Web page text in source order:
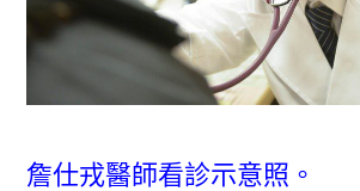
詹仕戎醫師看診示意照。